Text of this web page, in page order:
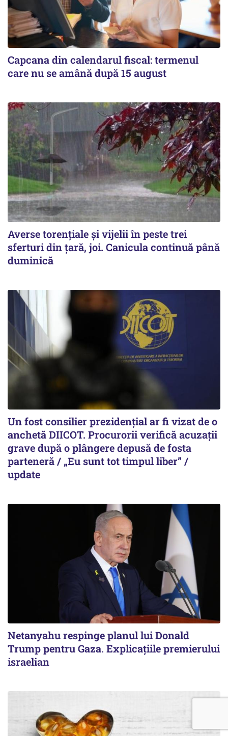
Capcana din calendarul fiscal: termenul
care nu se amână după 15 august
Averse torențiale și vijelii în peste trei
sferturi din țară, joi. Canicula continuă până
duminică
Un fost consilier prezidențial ar fi vizat de o
anchetă DIICOT. Procurorii verifică acuzații
grave după o plângere depusă de fosta
parteneră / „Eu sunt tot timpul liber” /
update
Netanyahu respinge planul lui Donald
Trump pentru Gaza. Explicațiile premierului
israelian